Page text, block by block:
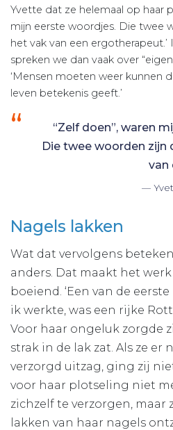
Yvette dat ze helemaal op haar
mijn eerste woordjes. Die twee
het vak van een
spreken we dan vaak over
‘Mensen moeten weer kunnen
leven betekenis geeft.’
“Zelf doen”, waren
Die twee woorden zijn
van
Nagels lakken
Wat dat vervolgens
anders. Dat maakt het werk
boeiend. ‘Een van de
ik werkte, was een rijke
Voor haar ongeluk zorgde
strak in de lak zat. Als ze
verzorgd uitzag, ging zij
voor haar plotseling niet
zichzelf te verzorgen, maar
lakken van haar nagels